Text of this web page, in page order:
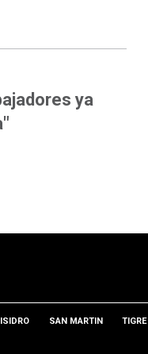
ya
SAN MARTIN TIGRE